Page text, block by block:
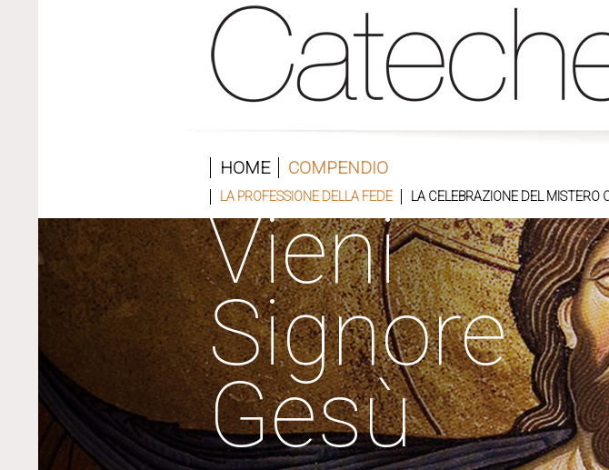
HOME COMPENDIO
LA PROFESSIONE DELLA FEDE LA CELEBRAZIONE DEL MISTERO
Vieni
Signore
Gesù